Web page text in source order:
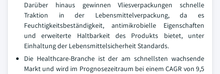
Darüber hinaus gewinnen Vliesverpackungen schnelle
Traktion in der Lebensmittelverpackung, da es
Feuchtigkeitsbeständigkeit, antimikrobielle Eigenschaften
und erweiterte Haltbarkeit des Produkts bietet, unter
Einhaltung der Lebensmittelsicherheit Standards.
Die Healthcare-Branche ist der am schnellsten wachsende
Markt und wird im Prognosezeitraum bei einem CAGR von 9,5